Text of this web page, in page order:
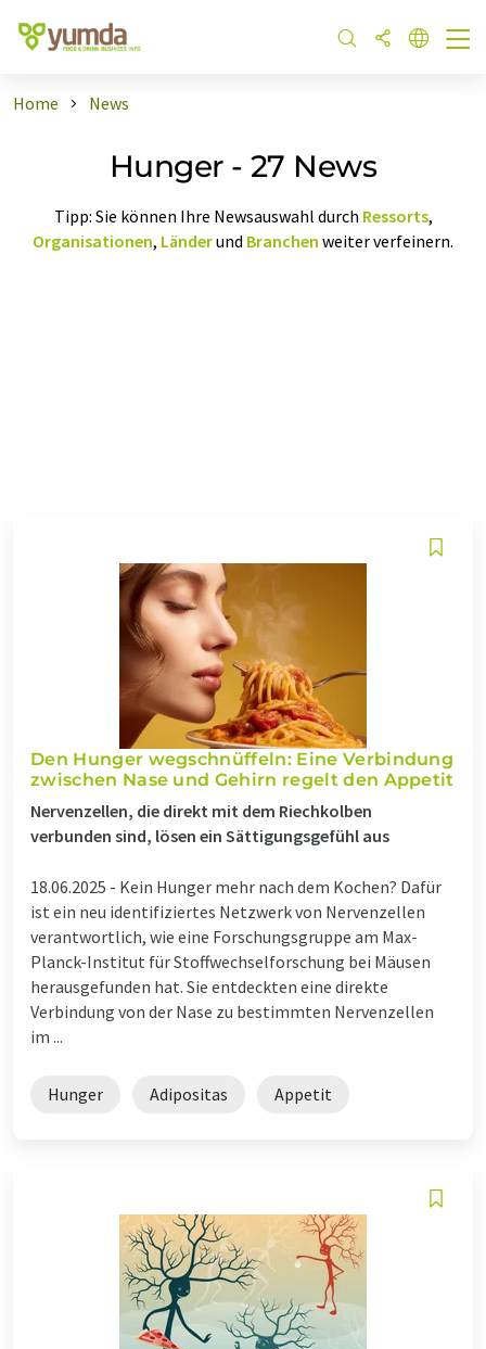
Home News
Hunger - 27 News
Tipp: Sie können Ihre Newsauswahl durch Ressorts,
Organisationen, Länderund Branchen weiter verfeinern.
Den Hunger wegschnüffeln: Eine Verbindung
zwischen Nase und Gehirn regelt den Appetit
Nervenzellen, die direkt mit dem Riechkolben
verbunden sind, lösen ein Sättigungsgefühl aus
18.06.2025 - Kein Hunger mehr nach dem Kochen? Dafür
ist ein neu identifiziertes Netzwerk von Nervenzellen
verantwortlich, wie eine Forschungsgruppe am Max-
Planck-Institut für Stoffwechselforschung bei Mäusen
herausgefunden hat. Sie entdeckten eine direkte
Verbindung von der Nase zu bestimmten Nervenzellen
im ...
Hunger Adipositas Appetit